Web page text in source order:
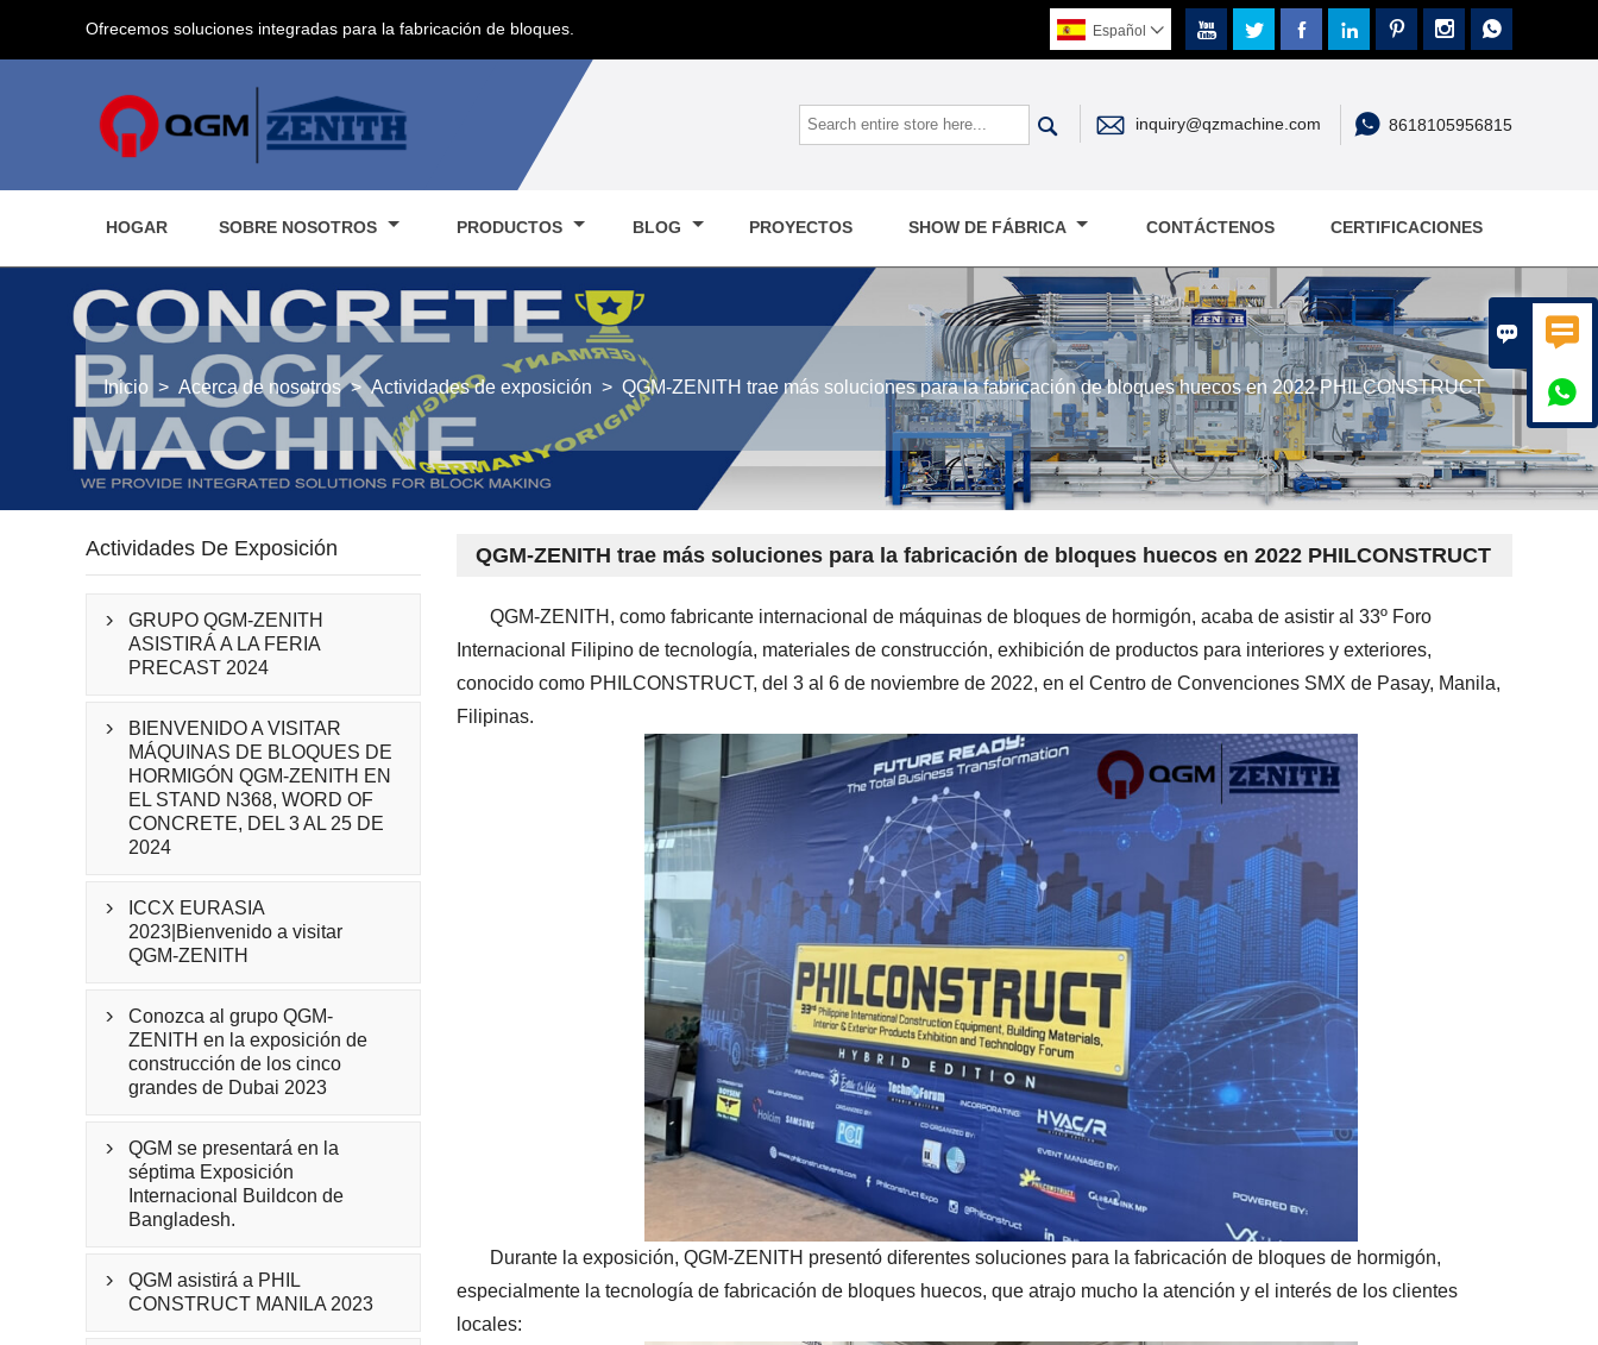
 

Ofrecemos soluciones integradas para la fabricación de bloques.       
Español 
  inquiry@qzmachine.com  8618105956815
HOGAR SOBRE NOSOTROS PRODUCTOS BLOG PROYECTOS SHOW DE FÁBRICA CONTÁCTENOS CERTIFICACIONES
Inicio > Acerca de nosotros > Actividades de exposición > QGM-ZENITH trae más soluciones para la fabricación de bloques huecos en 2022 PHILCONSTRUCT
QGM-ZENITH trae más soluciones para la fabricación de bloques huecos en 2022 PHILCONSTRUCT
QGM-ZENITH, como fabricante internacional de máquinas de bloques de hormigón, acaba de asistir al 33º Foro
Internacional Filipino de tecnología, materiales de construcción, exhibición de productos para interiores y exteriores,
conocido como PHILCONSTRUCT, del 3 al 6 de noviembre de 2022, en el Centro de Convenciones SMX de Pasay, Manila,
Filipinas.
Durante la exposición, QGM-ZENITH presentó diferentes soluciones para la fabricación de bloques de hormigón,
especialmente la tecnología de fabricación de bloques huecos, que atrajo mucho la atención y el interés de los clientes
locales:
Actividades De Exposición

GRUPO QGM-ZENITH
ASISTIRÁ A LA FERIA
PRECAST 2024

BIENVENIDO A VISITAR
MÁQUINAS DE BLOQUES DE
HORMIGÓN QGM-ZENITH EN
EL STAND N368, WORD OF
CONCRETE, DEL 3 AL 25 DE
2024

ICCX EURASIA
2023|Bienvenido a visitar
QGM-ZENITH

Conozca al grupo QGM-
ZENITH en la exposición de
construcción de los cinco
grandes de Dubai 2023

QGM se presentará en la
séptima Exposición
Internacional Buildcon de
Bangladesh.

QGM asistirá a PHIL
CONSTRUCT MANILA 2023